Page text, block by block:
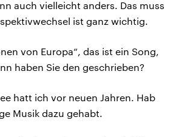
auch vielleicht anders. Das muss
ist ganz wichtig.
von Europa“, das ist ein Song,
haben Sie den geschrieben?
hatt ich vor neuen Jahren. Hab
Musik dazu gehabt.